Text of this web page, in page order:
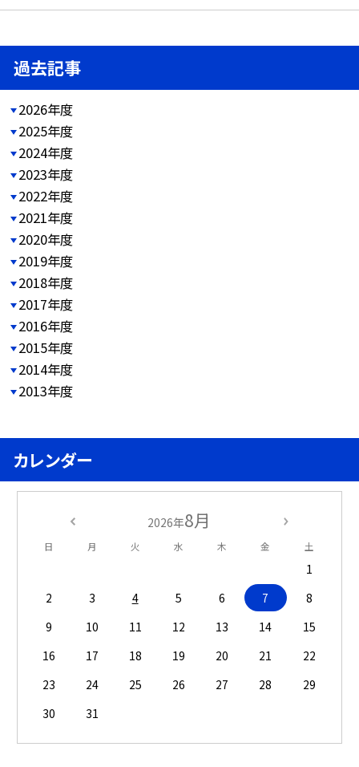
過去記事
2026年度
2025年度
2024年度
2023年度
2022年度
2021年度
2020年度
2019年度
2018年度
2017年度
2016年度
2015年度
2014年度
2013年度
カレンダー
2026年8月
日 月 火 水 木 金 土
1
2
3 4 5 6 7
8
9
10 11 12 13 14
15
16
17 18 19 20 21
22
23
24 25 26 27 28
29
30
31